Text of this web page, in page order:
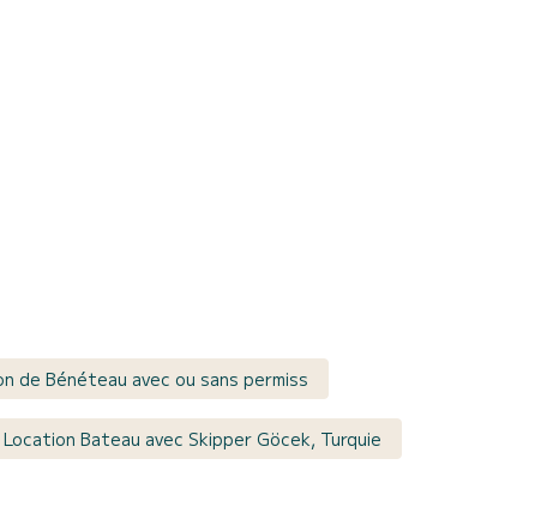
de Bénéteau avec ou sans permiss
Location Bateau avec Skipper Göcek, Turquie